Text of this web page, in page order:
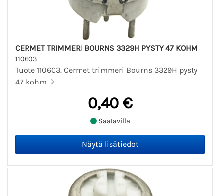
CERMET TRIMMERI BOURNS 3329H PYSTY 47 KOHM
110603
Tuote 110603. Cermet trimmeri Bourns 3329H pysty
47 kohm.
0,40 €
Saatavilla